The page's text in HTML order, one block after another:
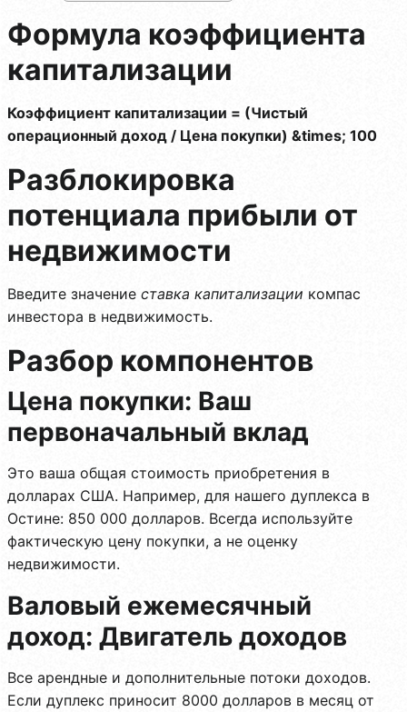
Формула коэффициента
капитализации
Коэффициент капитализации = (Чистый
операционный доход / Цена покупки) &times; 100
Разблокировка
потенциала прибыли от
недвижимости
Введите значение ставка капитализации компас
инвестора в недвижимость.
Разбор компонентов
Цена покупки: Ваш
первоначальный вклад
Это ваша общая стоимость приобретения в
долларах США. Например, для нашего дуплекса в
Остине: 850 000 долларов. Всегда используйте
фактическую цену покупки, а не оценку
недвижимости.
Валовый ежемесячный
доход: Двигатель доходов
Все арендные и дополнительные потоки доходов.
Если дуплекс приносит 8000 долларов в месяц от